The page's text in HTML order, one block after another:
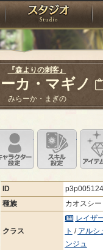
アトリエ ス
『森よりの刺客』
カ・マギノ
みらーか・まぎの
テータス画像変更キャラクター設定
スキル
ID
p3p005124
種族
カオスシー
クラス
レイザ
ト / アルシ
ンジュ